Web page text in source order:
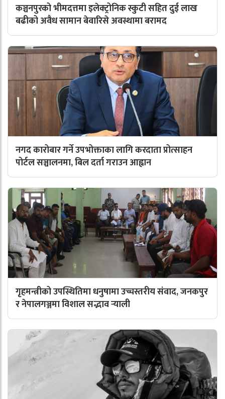
कञ्चनपुरको भीमदत्तमा इलेक्ट्रोनिक स्कुटी सहित दुई लाख
बढीको अवैध सामान बेवारिसे अवस्थामा बरामद
नगद कारोबार गर्ने उपभोक्ताका लागि करदाता प्रोत्साहन
पोर्टल सञ्चालनमा, बिल दर्ता गराउन आह्वान
गृहमन्त्रीको उपस्थितिमा धनुषामा उच्चस्तरीय संवाद, जनकपुर
र नेपालगञ्जमा विशाल सद्भाव र्‍याली